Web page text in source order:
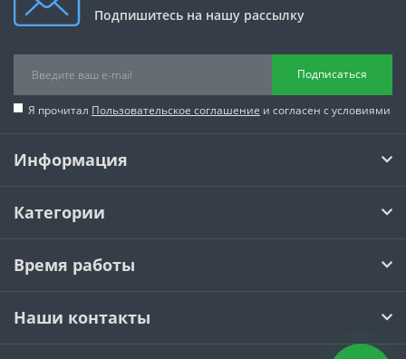
Подпишитесь на нашу рассылку
Подписаться
Я прочитал Пользовательское соглашение и согласен с условиями
Информация
Категории
Время работы
Наши контакты